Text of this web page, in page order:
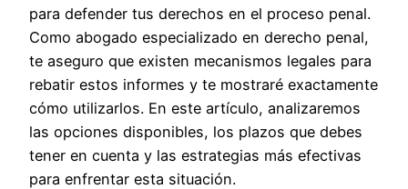
para defender tus derechos en el proceso penal.
Como abogado especializado en derecho penal,
te aseguro que existen mecanismos legales para
rebatir estos informes y te mostraré exactamente
cómo utilizarlos. En este artículo, analizaremos
las opciones disponibles, los plazos que debes
tener en cuenta y las estrategias más efectivas
para enfrentar esta situación.